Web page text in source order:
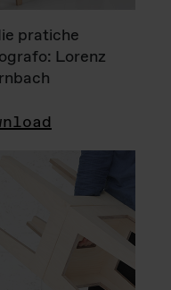
pratiche
Lorenz